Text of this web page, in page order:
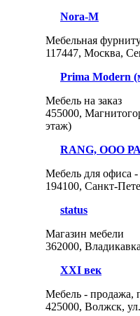
Nora-M
Мебельная
117447, Москва,
Prima Modern
Мебель на заказ
455000,
этаж)
RANG, ООО
Мебель для офиса
194100, Санкт-
status
Магазин мебели
362000,
XXI век
Мебель - продажа,
425000, Волжск,